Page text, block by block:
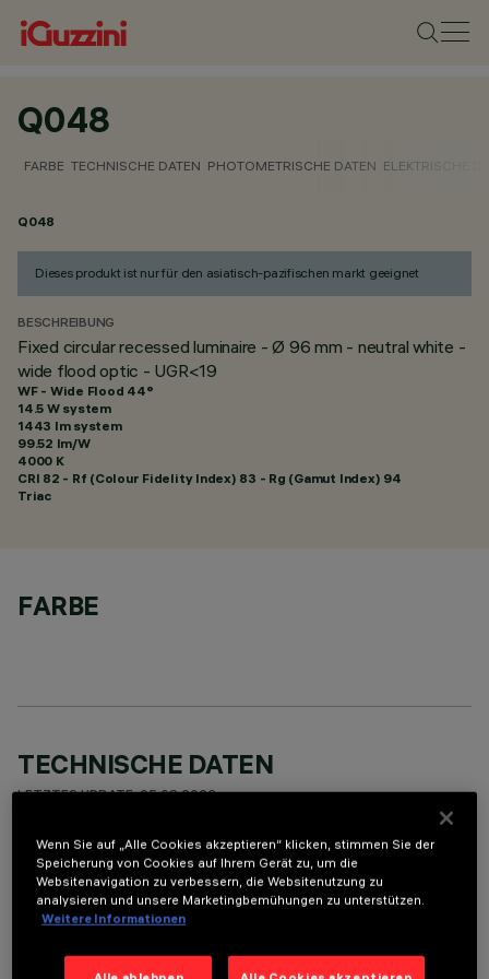
Q048
FARBE TECHNISCHE DATEN PHOTOMETRISCHE DATEN ELEKTRISCHE
Q048
Dieses produkt ist nur für den asiatisch-pazifischen markt geeignet
BESCHREIBUNG
Fixed circular recessed luminaire - Ø 96 mm - neutral white -
wide flood optic - UGR<19
WF - Wide Flood 44°
14.5 W system
1443 lm system
99.52 lm/W
4000 K
CRI 82 - Rf (Colour Fidelity Index) 83 - Rg (Gamut Index) 94
Triac
FARBE
TECHNISCHE DATEN
LETZTES UPDATE: 05.08.2026
BESCHREIBUNG
Fixed round luminaire designed to use a LED lamp with C.O.B.
technology. Version with rim for surface-mounting. Reflector
scratch protective layer. Die-cast aluminium body and
Wenn Sie auf „Alle Cookies akzeptieren“ klicken, stimmen Sie der
Speicherung von Cookies auf Ihrem Gerät zu, um die
Websitenavigation zu verbessern, die Websitenutzung zu
analysieren und unsere Marketingbemühungen zu unterstützen.
Weitere Informationen